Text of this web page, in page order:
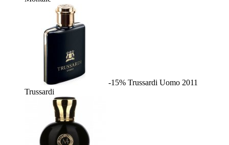
-15% Trussardi Uomo 2011
Trussardi